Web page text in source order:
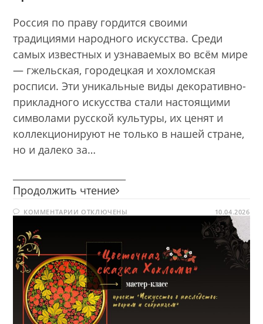
Россия по праву гордится своими
традициями народного искусства. Среди
самых известных и узнаваемых во всём мире
— гжельская, городецкая и хохломская
росписи. Эти уникальные виды декоративно-
прикладного искусства стали настоящими
символами русской культуры, их ценят и
коллекционируют не только в нашей стране,
но и далеко за…
Продолжить чтение Цветочная
Хохломы
КОММЕНТАРИИ К
ЗАПИСИ
ХОХЛОМЫ
ОТКЛЮЧЕНЫ 10.04.2026